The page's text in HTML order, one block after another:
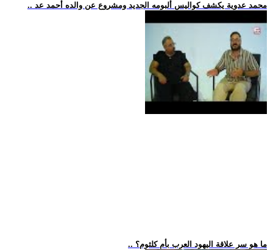
.. محمد عدوية يكشف كواليس ألبومه الجديد ومشروع عن والده أحمد عد
.. ما هو سر علاقة اليهود العرب بأم كلثوم؟